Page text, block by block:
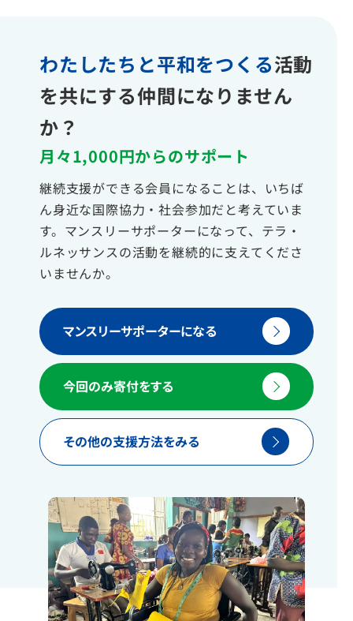
わたしたちと平和をつくる活動
を共にする仲間になりません
か？
月々1,000円からのサポート
継続支援ができる会員になることは、いちば
ん身近な国際協力・社会参加だと考えていま
す。マンスリーサポーターになって、テラ・
ルネッサンスの活動を継続的に支えてくださ
いませんか。
マンスリーサポーターになる
今回のみ寄付をする
その他の支援方法をみる